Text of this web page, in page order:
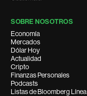
SOBRE NOSOTROS
Economía
Mercados
Dólar Hoy
Actualidad
Cripto
Finanzas Personales
Podcasts
Listas de Bloomberg Línea